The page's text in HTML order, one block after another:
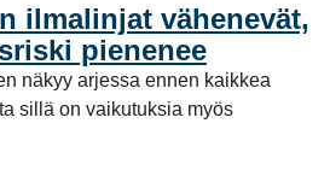
ilmalinjat vähenevät,
pienenee
näkyy arjessa ennen kaikkea
sillä on vaikutuksia myös